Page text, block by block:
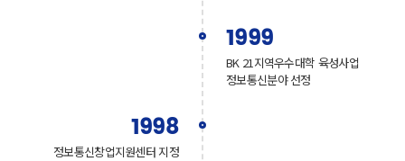
1999
BK 21지역우수대학 육성사업
정보통신분야 선정
1998
정보통신창업지원센터 지정